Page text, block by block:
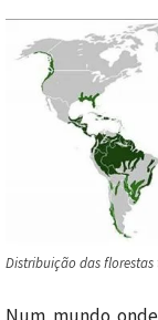
Distribuição das